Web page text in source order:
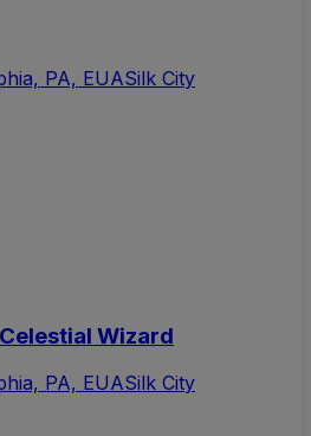
PA, EUASilk City
Wizard
PA, EUASilk City